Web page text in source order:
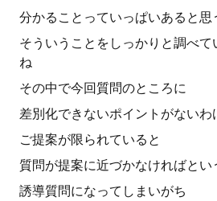
分かることっていっぱいあると思
そういうことをしっかりと調べて
ね
その中で今回質問のところに
差別化できないポイントがない
ご提案が限られていると
質問が提案に近づかなければとい
誘導質問になってしまいがち